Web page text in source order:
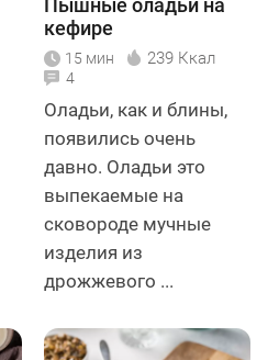
Пышные оладьи на
кефире
15 мин 239 Ккал
4
Оладьи, как и блины,
появились очень
давно. Оладьи это
выпекаемые на
сковороде мучные
изделия из
дрожжевого ...